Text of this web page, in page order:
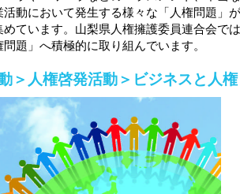
活動において発生する様々な「人権問題」
ています。山梨県人権擁護委員連合会で
題」へ積極的に取り組んでいます。
＞人権啓発活動＞ビジネスと人権